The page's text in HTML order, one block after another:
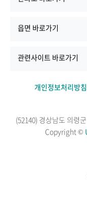
읍면 바로가기
관련사이트 바로가기
개인정보처리방침
(52140) 경상남도 의령
Copyright ©